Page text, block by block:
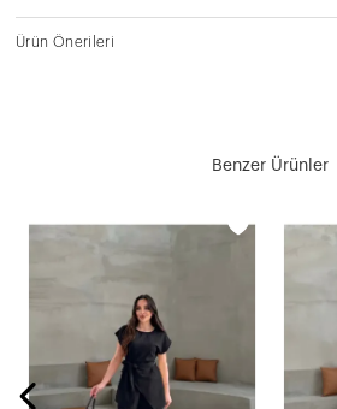
Ürün Önerileri
Benzer Ürünler